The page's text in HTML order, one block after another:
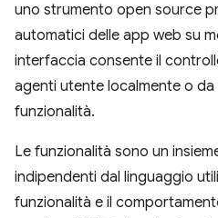
uno strumento open source
automatici delle app web su
interfaccia consente il
agenti utente localmente o
funzionalità.
Le funzionalità sono un
indipendenti dal linguaggio
funzionalità e il